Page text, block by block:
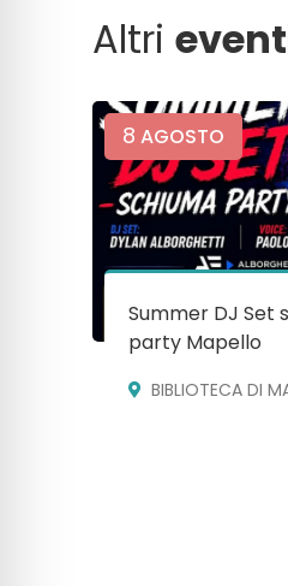
Altri
8 AGOSTO
Summer DJ Set
party Mapello
BIBLIOTECA DI